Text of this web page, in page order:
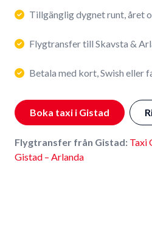
Tillgänglig dygnet runt, året
Flygtransfer till Skavsta &
Betala med kort, Swish eller
Boka taxi i Gistad
Flygtransfer från Gistad: Taxi
Gistad – Arlanda